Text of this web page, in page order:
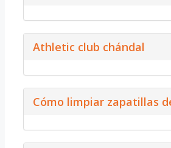
Athletic club chándal
Cómo limpiar zapatillas